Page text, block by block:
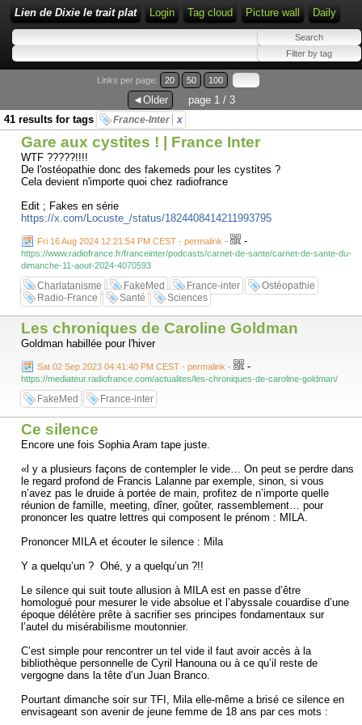
Lien de Dixie le trait plat Login Tag cloud Picture wall Daily
Links per page: 20 50 100
◄Older
page 1 / 3
41 results for tags
France-Inter x
Gare aux cystites ! | France Inter
WTF ?????!!!!
De l'ostéopathie donc des fakemeds pour les cystites ?
Cela devient n'importe quoi chez radiofrance
Edit ; Fakes en série
https://x.com/Locuste_/status/1824408414211993795
Fri 16 Aug 2024 12:21:54 PM CEST - permalink - -
https://www.radiofrance.fr/franceinter/podcasts/carnet-de-sante/carnet-de-sante-du-
dimanche-11-aout-2024-4070593
Charlatanisme FakeMed France-inter
Ostéopathie
Radio-France
Santé Sciences
Les chroniques de Caroline Goldman
Goldman habillée pour l'hiver
Sat 02 Sep 2023 04:41:40 PM CEST - permalink - -
https://mediateur.radiofrance.com/actualites/les-chroniques-de-caroline-goldman/
FakeMed France-inter
Ce silence
Encore une fois Sophia Aram tape juste.
«l y a plusieurs façons de contempler le vide… On peut se perdre dans
le regard profond de Francis Lalanne par exemple, sinon, si vous
n’avez pas le druide à portée de main, profitez de n’importe quelle
réunion de famille, meeting, dîner, goûter, rassemblement… pour
prononcer les quatre lettres qui composent le prénom : MILA.
Prononcer MILA et écouter le silence : Mila
Y a quelqu’un ? Ohé, y a quelqu’un ?!!
Le silence qui suit toute allusion à MILA est en passe d’être
homologué pour mesurer le vide absolue et l’abyssale couardise d’une
époque délétère prête à sacrifier ses principes fondamentaux sur
l’autel du misérabilisme moutonnier.
C’est simple pour rencontrer un tel vide il faut avoir accès à la
bibliothèque personnelle de Cyril Hanouna ou à ce qu’il reste de
vergogne dans la tête d’un Juan Branco.
Pourtant dimanche soir sur TFI, Mila elle-même a brisé ce silence en
envisageant son avenir de jeune femme de 18 ans par ces mots :